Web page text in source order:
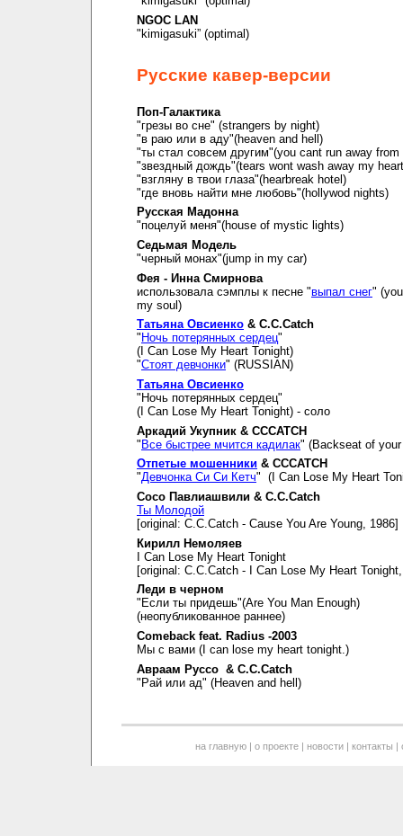
NGOC LAN
"kimigasuki” (optimal)
Русские кавер-версии
Поп-Галактика
"грезы во сне" (strangers by night)
"в раю или в аду"(heaven and hell)
"ты стал совсем другим"(you cant run away from
"звездный дождь"(tears wont wash away my
"взгляну в твои глаза"(hearbreak hotel)
"где вновь найти мне любовь"(hollywod nights)
Русская Мадонна
"поцелуй меня"(house of mystic lights)
Седьмая Модель
"черный монах"(jump in my car)
Фея - Инна Смирнова
использовала сэмплы к песне "выпал снег"
my soul)
Татьяна Овсиенко & C.C.Catch
" Ночь потерянных сердец"
(I Can Lose My Heart Tonight)
"Стоят девчонки" (RUSSIAN)
Татьяна Овсиенко
"Ночь потерянных сердец"
(I Can Lose My Heart Tonight) - соло
Аркадий Укупник & CCCATCH
"Все быстрее мчится кадилак" (Backseat of
Отпетые мошенники & CCCATCH
"Девчонка Си Си Кетч" (I Can Lose My Heart
Сосо Павлиашвили & C.C.Catch
Ты Молодой
[original: C.C.Catch - Cause You Are Young, 1986]
Кирилл Немоляев
I Can Lose My Heart Tonight
[original: C.C.Catch - I Can Lose My Heart
Леди в черном
"Если ты придешь"(Are You Man Enough)
(неопубликованное раннее)
Comeback feat. Radius -2003
Мы с вами (I can lose my heart tonight.)
Авраам Руссо & C.C.Catch
"Рай или ад" (Heaven and hell)
на главную| о проекте| новости| контакты |